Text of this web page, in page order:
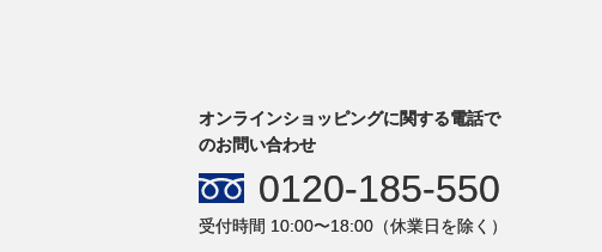
オンラインショッピングに関する電話で
のお問い合わせ
0120-185-550
受付時間 10:00〜18:00（休業日を除く）